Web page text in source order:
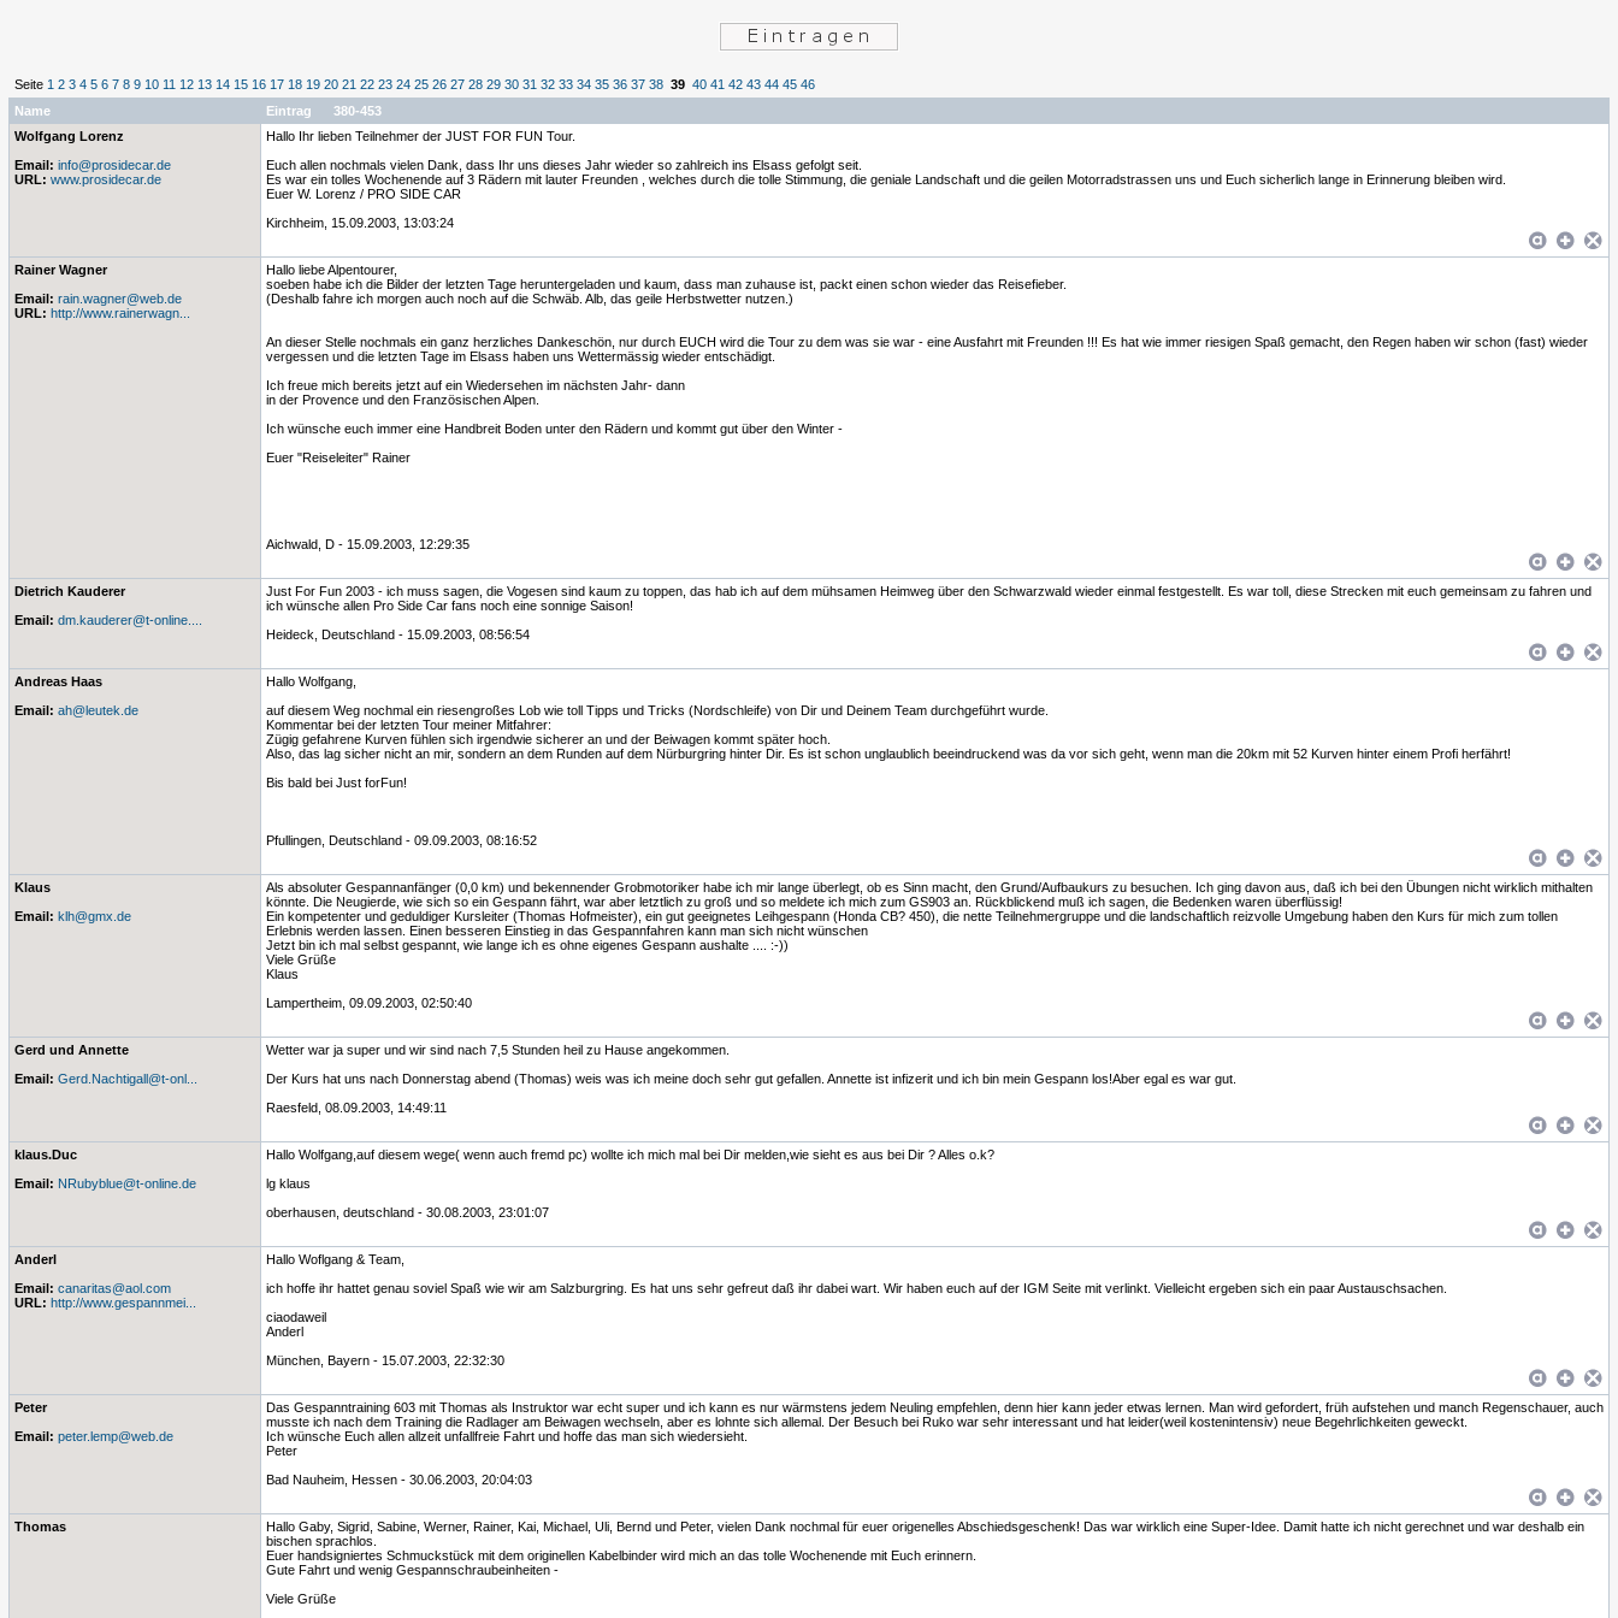
Seite 1 2 3 4 5 6 7 8 9 10 11 12 13 14 15 16 17 18 19 20 21 22 23 24 25 26 27 28 29 30 31 32 33 34 35 36 37 38 39 40 41 42 43 44 45 46
Name
Eintrag 380-453
Wolfgang Lorenz
Email: info@prosidecar.de
URL: www.prosidecar.de
Hallo Ihr lieben Teilnehmer der JUST FOR FUN Tour.
Euch allen nochmals vielen Dank, dass Ihr uns dieses Jahr wieder so zahlreich ins Elsass gefolgt seit.
Es war ein tolles Wochenende auf 3 Rädern mit lauter Freunden , welches durch die tolle Stimmung, die geniale Landschaft und die geilen Motorradstrassen uns und Euch sicherlich lange in Erinnerung bleiben wird.
Euer W. Lorenz / PRO SIDE CAR
Kirchheim, 15.09.2003, 13:03:24
Rainer Wagner
Email: rain.wagner@web.de
URL: http://www.rainerwagn...
Hallo liebe Alpentourer,
soeben habe ich die Bilder der letzten Tage heruntergeladen und kaum, dass man zuhause ist, packt einen schon wieder das Reisefieber.
(Deshalb fahre ich morgen auch noch auf die Schwäb. Alb, das geile Herbstwetter nutzen.)
An dieser Stelle nochmals ein ganz herzliches Dankeschön, nur durch EUCH wird die Tour zu dem was sie war - eine Ausfahrt mit Freunden !!! Es hat wie immer riesigen Spaß gemacht, den Regen haben wir schon (fast) wieder
vergessen und die letzten Tage im Elsass haben uns Wettermässig wieder entschädigt.
Ich freue mich bereits jetzt auf ein Wiedersehen im nächsten Jahr- dann
in der Provence und den Französischen Alpen.
Ich wünsche euch immer eine Handbreit Boden unter den Rädern und kommt gut über den Winter -
Euer "Reiseleiter" Rainer
Aichwald, D - 15.09.2003, 12:29:35
Dietrich Kauderer
Email: dm.kauderer@t-online....
Just For Fun 2003 - ich muss sagen, die Vogesen sind kaum zu toppen, das hab ich auf dem mühsamen Heimweg über den Schwarzwald wieder einmal festgestellt. Es war toll, diese Strecken mit euch gemeinsam zu fahren und
ich wünsche allen Pro Side Car fans noch eine sonnige Saison!
Heideck, Deutschland - 15.09.2003, 08:56:54
Andreas Haas
Email: ah@leutek.de
Hallo Wolfgang,
auf diesem Weg nochmal ein riesengroßes Lob wie toll Tipps und Tricks (Nordschleife) von Dir und Deinem Team durchgeführt wurde.
Kommentar bei der letzten Tour meiner Mitfahrer:
Zügig gefahrene Kurven fühlen sich irgendwie sicherer an und der Beiwagen kommt später hoch.
Also, das lag sicher nicht an mir, sondern an dem Runden auf dem Nürburgring hinter Dir. Es ist schon unglaublich beeindruckend was da vor sich geht, wenn man die 20km mit 52 Kurven hinter einem Profi herfährt!
Bis bald bei Just forFun!
Pfullingen, Deutschland - 09.09.2003, 08:16:52
Klaus
Email: klh@gmx.de
Als absoluter Gespannanfänger (0,0 km) und bekennender Grobmotoriker habe ich mir lange überlegt, ob es Sinn macht, den Grund/Aufbaukurs zu besuchen. Ich ging davon aus, daß ich bei den Übungen nicht wirklich mithalten
könnte. Die Neugierde, wie sich so ein Gespann fährt, war aber letztlich zu groß und so meldete ich mich zum GS903 an. Rückblickend muß ich sagen, die Bedenken waren überflüssig!
Ein kompetenter und geduldiger Kursleiter (Thomas Hofmeister), ein gut geeignetes Leihgespann (Honda CB? 450), die nette Teilnehmergruppe und die landschaftlich reizvolle Umgebung haben den Kurs für mich zum tollen
Erlebnis werden lassen. Einen besseren Einstieg in das Gespannfahren kann man sich nicht wünschen
Jetzt bin ich mal selbst gespannt, wie lange ich es ohne eigenes Gespann aushalte .... :-))
Viele Grüße
Klaus
Lampertheim, 09.09.2003, 02:50:40
Gerd und Annette
Email: Gerd.Nachtigall@t-onl...
Wetter war ja super und wir sind nach 7,5 Stunden heil zu Hause angekommen.
Der Kurs hat uns nach Donnerstag abend (Thomas) weis was ich meine doch sehr gut gefallen. Annette ist infizerit und ich bin mein Gespann los!Aber egal es war gut.
Raesfeld, 08.09.2003, 14:49:11
klaus.Duc
Email: NRubyblue@t-online.de
Hallo Wolfgang,auf diesem wege( wenn auch fremd pc) wollte ich mich mal bei Dir melden,wie sieht es aus bei Dir ? Alles o.k?
lg klaus
oberhausen, deutschland - 30.08.2003, 23:01:07
Anderl
Email: canaritas@aol.com
URL: http://www.gespannmei...
Hallo Woflgang & Team,
ich hoffe ihr hattet genau soviel Spaß wie wir am Salzburgring. Es hat uns sehr gefreut daß ihr dabei wart. Wir haben euch auf der IGM Seite mit verlinkt. Vielleicht ergeben sich ein paar Austauschsachen.
ciaodaweil
Anderl
München, Bayern - 15.07.2003, 22:32:30
Peter
Email: peter.lemp@web.de
Das Gespanntraining 603 mit Thomas als Instruktor war echt super und ich kann es nur wärmstens jedem Neuling empfehlen, denn hier kann jeder etwas lernen. Man wird gefordert, früh aufstehen und manch Regenschauer, auch
musste ich nach dem Training die Radlager am Beiwagen wechseln, aber es lohnte sich allemal. Der Besuch bei Ruko war sehr interessant und hat leider(weil kostenintensiv) neue Begehrlichkeiten geweckt.
Ich wünsche Euch allen allzeit unfallfreie Fahrt und hoffe das man sich wiedersieht.
Peter
Bad Nauheim, Hessen - 30.06.2003, 20:04:03
Thomas
Hallo Gaby, Sigrid, Sabine, Werner, Rainer, Kai, Michael, Uli, Bernd und Peter, vielen Dank nochmal für euer origenelles Abschiedsgeschenk! Das war wirklich eine Super-Idee. Damit hatte ich nicht gerechnet und war deshalb ein
bischen sprachlos.
Euer handsigniertes Schmuckstück mit dem originellen Kabelbinder wird mich an das tolle Wochenende mit Euch erinnern.
Gute Fahrt und wenig Gespannschraubeinheiten -
Viele Grüße